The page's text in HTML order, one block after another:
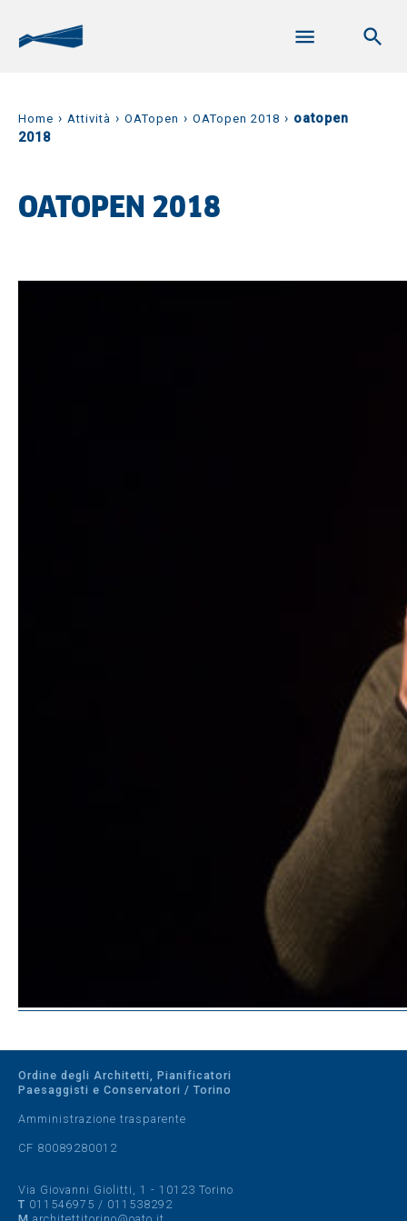
Home › Attività › OATopen › OATopen 2018 › oatopen
2018
OATOPEN 2018
Ordine degli Architetti, Pianificatori
Paesaggisti e Conservatori / Torino
Amministrazione trasparente
CF 80089280012
Via Giovanni Giolitti, 1 - 10123 Torino
T 011546975 / 011538292